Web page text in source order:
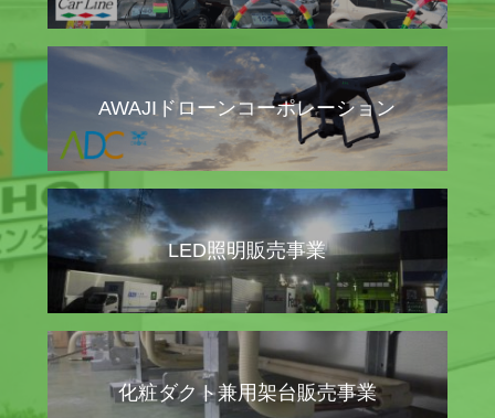
AWAJIドローンコーポレーション
LED照明販売事業
化粧ダクト兼用架台販売事業